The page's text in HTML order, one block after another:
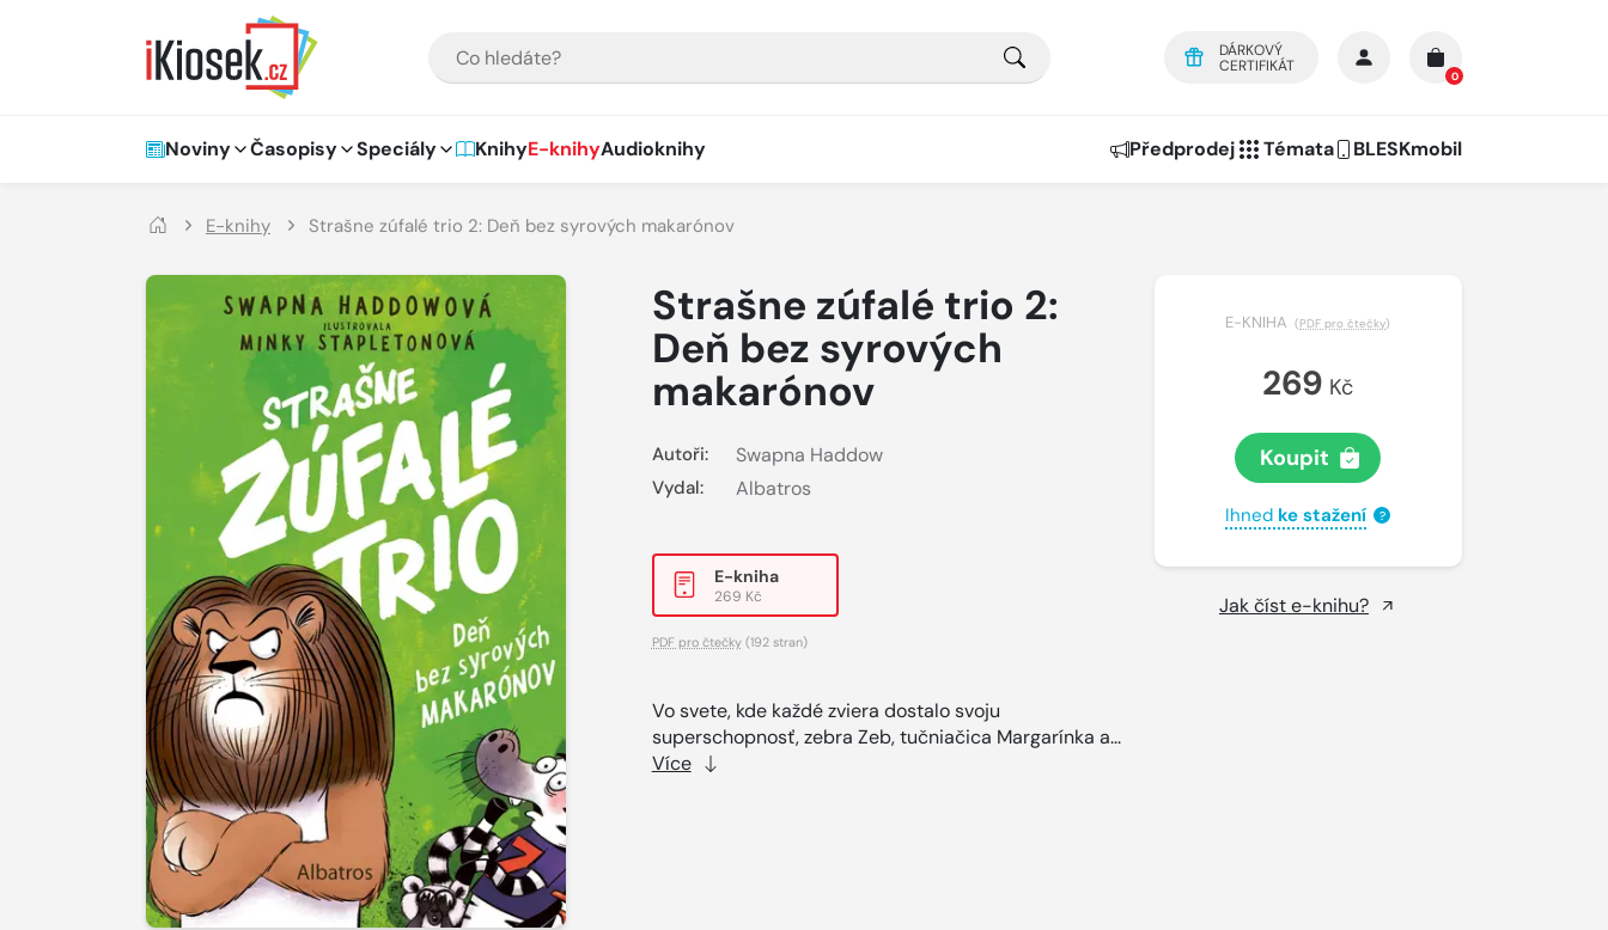
DÁRKOVÝ
CERTIFIKÁT
0
Hlavní navigace
Noviny Časopisy Speciály KnihyE-knihyAudioknihy Předprodej Témata BLESKmobil
E-knihy Strašne zúfalé trio 2: Deň bez syrových makarónov
Strašne zúfalé trio 2:
Deň bez syrových
makarónov
Autoři: Swapna Haddow
Vydal: Albatros
E-kniha
269 Kč
PDF pro čtečky(192 stran)
Vo svete, kde každé zviera dostalo svoju
superschopnosť, zebra Zeb, tučniačica Margarínka a...
Více
E-KNIHA (PDF pro čtečky)
269 Kč
Koupit
Ihned ke stažení ?
Jak číst e-knihu?